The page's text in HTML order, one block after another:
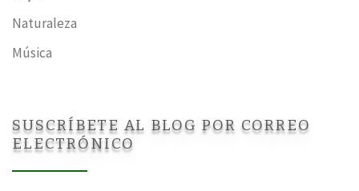
Naturaleza
Música
SUSCRÍBETE AL BLOG POR CORREO
ELECTRÓNICO